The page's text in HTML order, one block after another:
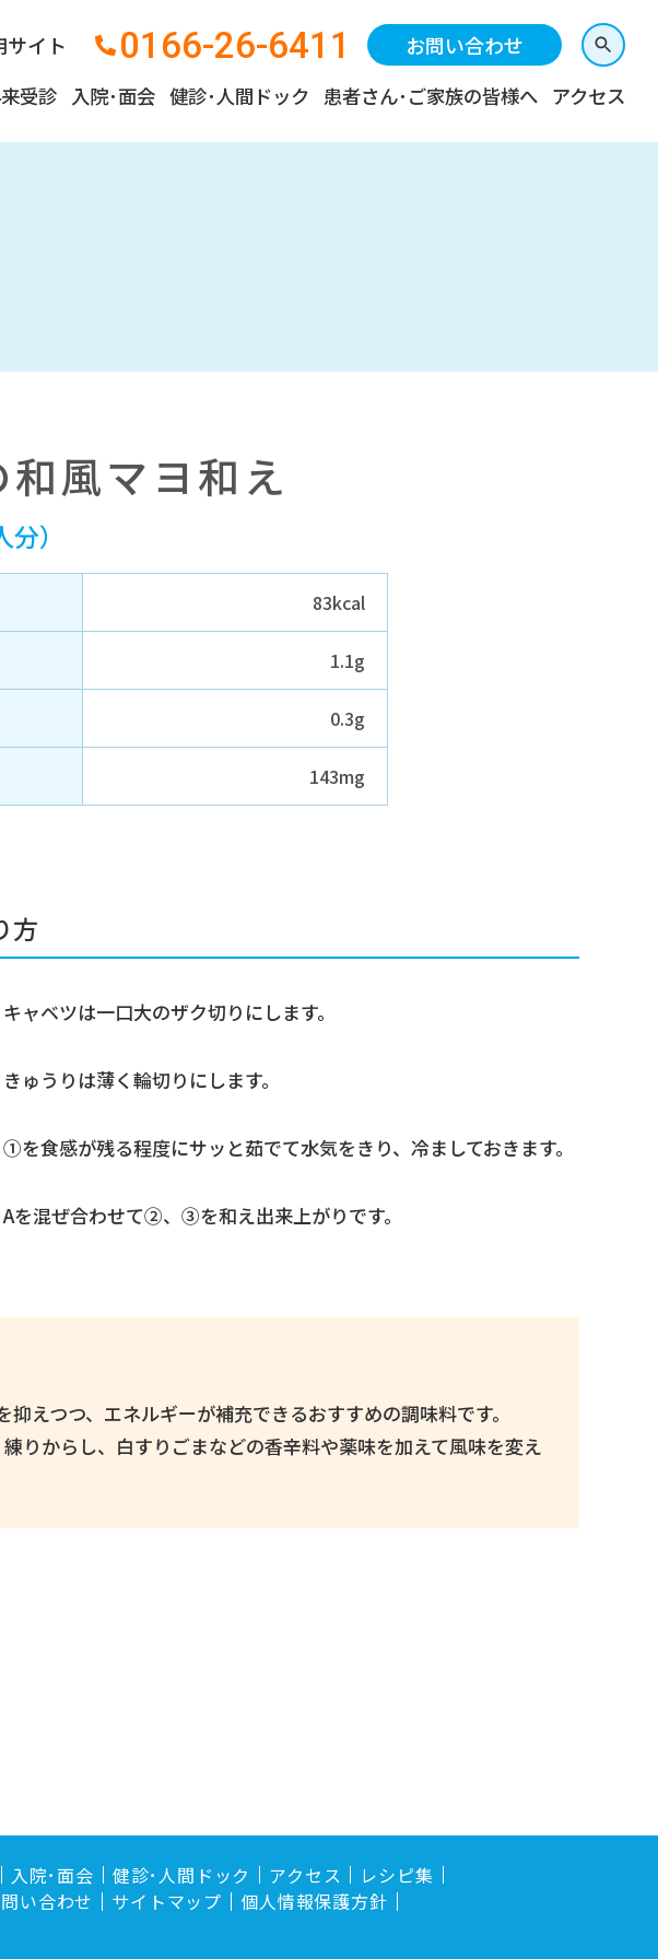
サイト 0166-26-6411 お問い合わせ
受診 入院･面会 健診･人間ドック 患者さん･ご家族の皆様へ アクセス
風マヨ和え
）
83kcal
1.1g
0.3g
143mg
方
キャベツは一口大のザク切りにします。
きゅうりは薄く輪切りにします。
①を食感が残る程度にサッと茹でて水気をきり、冷ましておきます。
Aを混ぜ合わせて②、③を和え出来上がりです。
えつつ、エネルギーが補充できるおすすめの調味料です。
りからし、白すりごまなどの香辛料や薬味を加えて風味を変え
入院･面会 健診･人間ドック アクセス
レシピ集
い合わせ サイトマップ 個人情報保護方針